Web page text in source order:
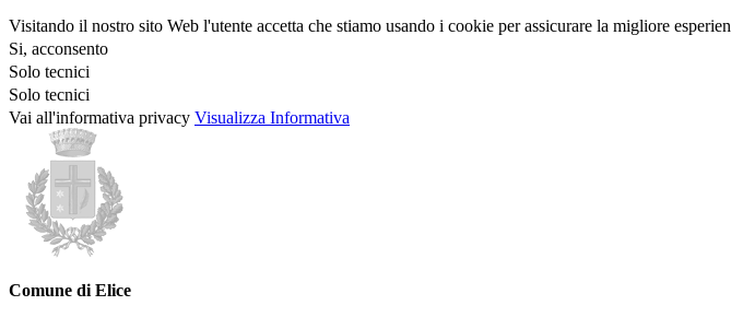
Visitando il nostro sito Web l'utente accetta che stiamo usando i cookie per assicurare la migliore
Si, acconsento
Solo tecnici
Solo tecnici
Vai all'informativa privacy Visualizza Informativa
Comune di Elice